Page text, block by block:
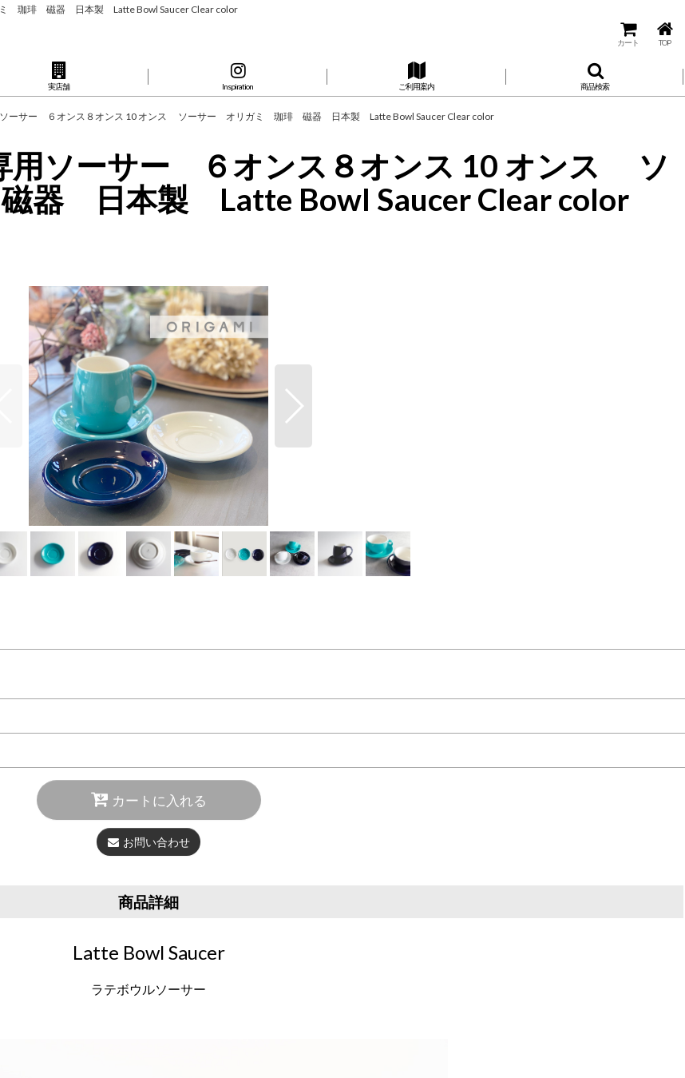
ミ 珈琲 磁器 日本製 Latte Bowl Saucer Clear color
カート TOP
実店舗 Inspiration ご利用案内 商品検索
ソーサー ６オンス８オンス 10 オンス ソーサー オリガミ 珈琲 磁器 日本製 Latte Bowl Saucer Clear color
用ソーサー ６オンス８オンス 10 オンス ソ
日本製 Latte Bowl Saucer Clear color
カートに入れる
お問い合わせ
商品詳細
Latte Bowl Saucer
ラテボウルソーサー